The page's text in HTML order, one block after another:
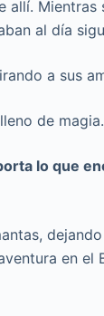
Mientras
al día
a sus
de magia.
lo que
en el